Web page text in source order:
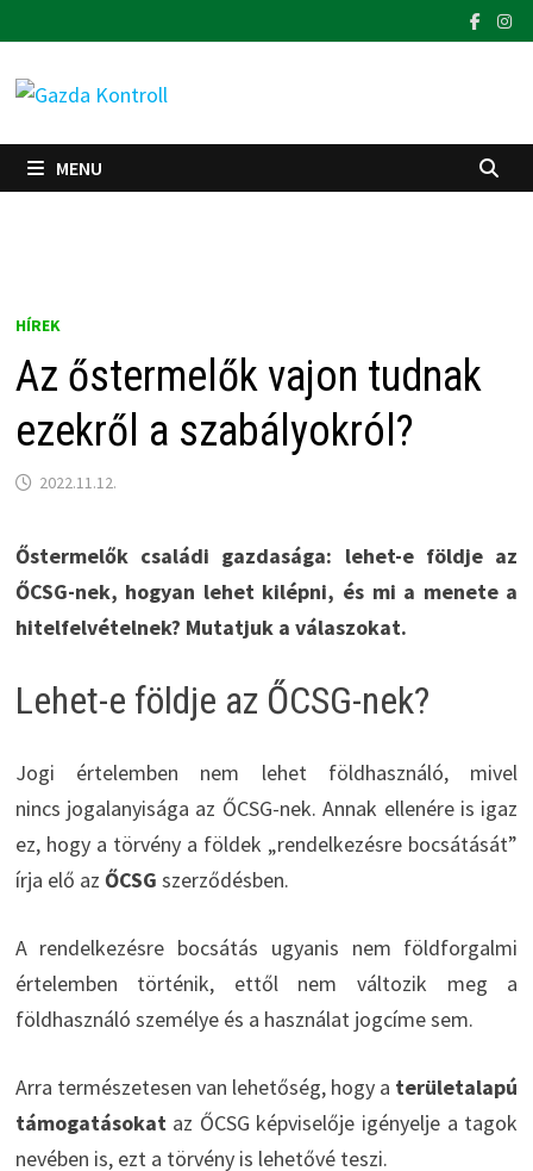
to
content
MENU
HÍREK
Az őstermelők vajon tudnak
ezekről a szabályokról?
2022.11.12.
Őstermelők családi gazdasága: lehet-e földje az
ŐCSG-nek, hogyan lehet kilépni, és mi a menete a
hitelfelvételnek? Mutatjuk a válaszokat.
Lehet-e földje az ŐCSG-nek?
Jogi értelemben nem lehet földhasználó, mivel
nincs jogalanyisága az ŐCSG-nek. Annak ellenére is igaz
ez, hogy a törvény a földek „rendelkezésre bocsátását”
írja elő az ŐCSG szerződésben.
A rendelkezésre bocsátás ugyanis nem földforgalmi
értelemben történik, ettől nem változik meg a
földhasználó személye és a használat jogcíme sem.
Arra természetesen van lehetőség, hogy a területalapú
támogatásokataz ŐCSG képviselője igényelje a tagok
nevében is, ezt a törvény is lehetővé teszi.